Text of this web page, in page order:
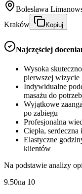
Bolesława
Kraków
Kopiuj
Najczęściej
Wysoka
pierwszej wizycie
Indywidualne
masażu do
Wyjątkowe
po zabiegu
Profesjonalna
Ciepła,
Elastyczne
klientów
Na podstawie analizy
9.50na 10